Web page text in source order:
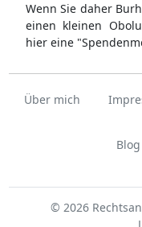
Wenn Sie daher
einen kleinen
hier eine
Über mich
Blog
© 2026